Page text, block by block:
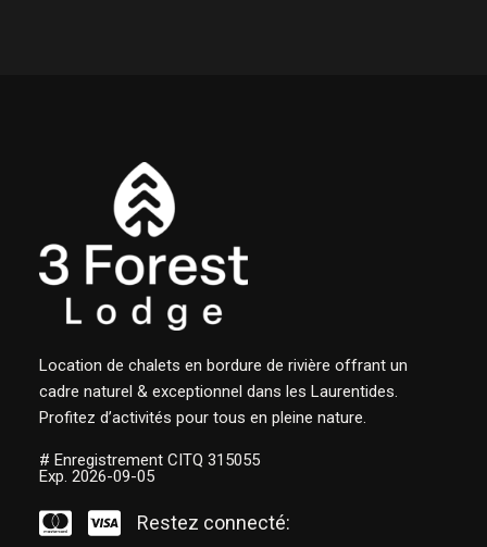
Location de chalets en bordure de rivière offrant un
cadre naturel & exceptionnel dans les Laurentides.
Profitez d’activités pour tous en pleine nature.
# Enregistrement CITQ 315055
Exp. 2026-09-05
Restez connecté: